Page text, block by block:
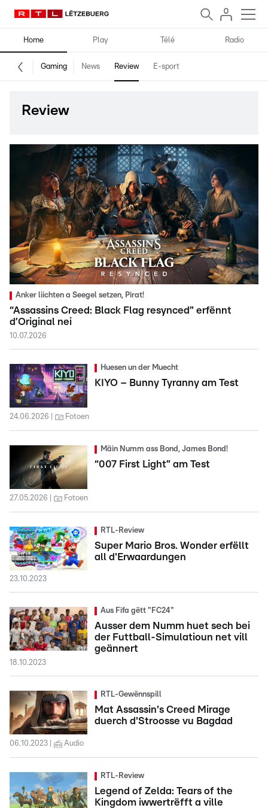
Home Play Télé Radio
Gaming News Review E-sport
Review
Anker liichten a Seegel setzen, Pirat!
“Assassins Creed: Black Flag resynced” erfënnt
d’Original nei
10.07.2026
Huesen un der Muecht
KIYO – Bunny Tyranny am Test
24.06.2026 Fotoen
Mäin Numm ass Bond, James Bond!
“007 First Light” am Test
27.05.2026 Fotoen
RTL-Review
Super Mario Bros. Wonder erfëllt
all d'Erwaardungen
23.10.2023
Aus Fifa gëtt "FC24"
Ausser dem Numm huet sech bei
der Futtball-Simulatioun net vill
geännert
18.10.2023
RTL-Gewënnspill
Mat Assassin's Creed Mirage
duerch d'Stroosse vu Bagdad
06.10.2023 Audio
RTL-Review
Legend of Zelda: Tears of the
Kingdom iwwertrëfft a ville